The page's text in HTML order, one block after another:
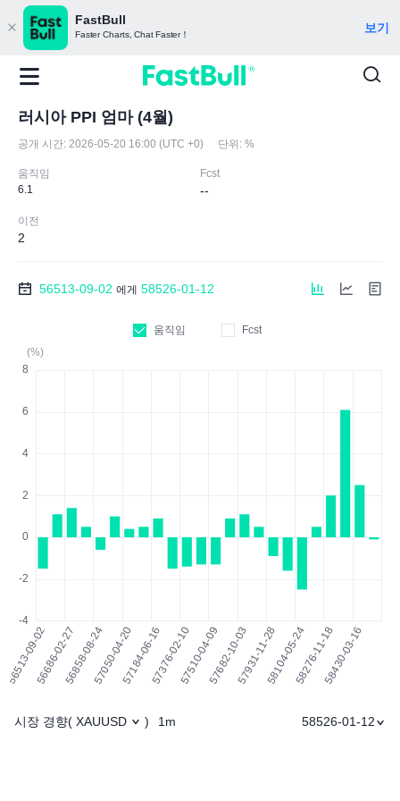
FastBull
Faster Charts, Chat Faster！ 보기
러시아 PPI 엄마 (4월)
공개 시간: 2026-05-20 16:00 (UTC +0) 단위: %
움직임
6.1
Fcst
--
이전
2
56513-09-02 에게 58526-01-12
움직임
Fcst
(%)
시장 경향( XAUUSD ) 1m 58526-01-12